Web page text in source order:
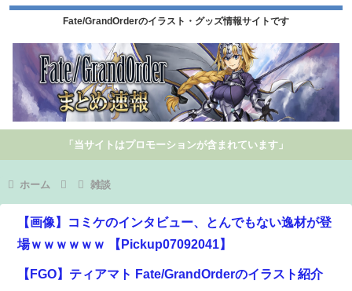
Fate/GrandOrderのイラスト・グッズ情報サイトです
「当サイトはプロモーションが含まれています」
ホーム 雑談
【画像】コミケのインタビュー、とんでもない逸材が登
場ｗｗｗｗｗｗ 【Pickup07092041】
【FGO】ティアマト Fate/GrandOrderのイラスト紹介